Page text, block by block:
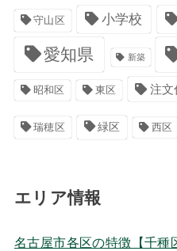
守山区 小学校
愛知県 新築
昭和区 東区 注文
瑞穂区 緑区 西区
エリア情報
名古屋市各区の特徴【千種